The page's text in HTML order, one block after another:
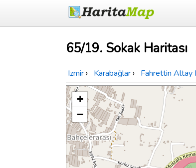
65/19. Sokak Haritası
Izmir › Karabağlar › Fahrettin Altay
+
−